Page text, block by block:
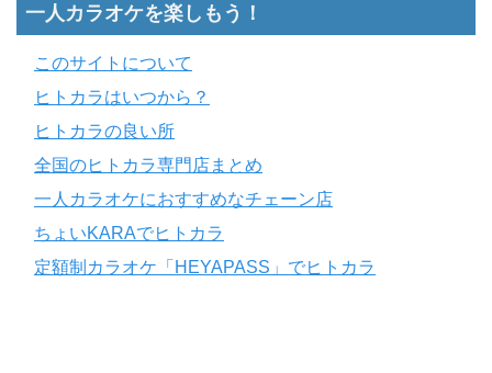
一人カラオケを楽しもう！
このサイトについて
ヒトカラはいつから？
ヒトカラの良い所
全国のヒトカラ専門店まとめ
一人カラオケにおすすめなチェーン店
ちょいKARAでヒトカラ
定額制カラオケ「HEYAPASS」でヒトカラ